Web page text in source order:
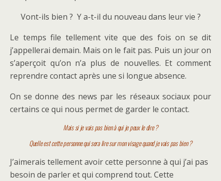
Vont-ils bien ? Y a-t-il du nouveau dans leur vie ?
Le temps file tellement vite que des fois on se dit
j’appellerai demain. Mais on le fait pas. Puis un jour on
s’aperçoit qu’on n’a plus de nouvelles. Et comment
reprendre contact après une si longue absence.
On se donne des news par les réseaux sociaux pour
certains ce qui nous permet de garder le contact.
Mais si je vais pas bien à qui je peux le dire ?
Quelle est cette personne qui sera lire sur mon visage quand je vais pas bien ?
J’aimerais tellement avoir cette personne à qui j’ai pas
besoin de parler et qui comprend tout. Cette